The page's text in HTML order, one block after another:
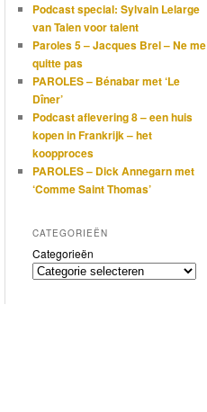
Podcast special: Sylvain Lelarge
van Talen voor talent
Paroles 5 – Jacques Brel – Ne me
quitte pas
PAROLES – Bénabar met ‘Le
Dîner’
Podcast aflevering 8 – een huis
kopen in Frankrijk – het
koopproces
PAROLES – Dick Annegarn met
‘Comme Saint Thomas’
CATEGORIEËN
Categorieën